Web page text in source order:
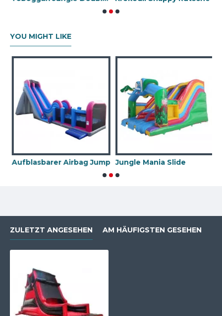
YOU MIGHT LIKE
Aufblasbarer Airbag Jump Jungle Mania Slide
ZULETZT ANGESEHEN AM HÄUFIGSTEN GESEHEN